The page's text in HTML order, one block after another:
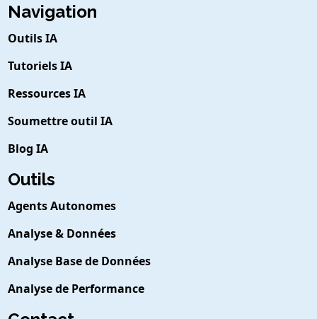
Navigation
Outils IA
Tutoriels IA
Ressources IA
Soumettre outil IA
Blog IA
Outils
Agents Autonomes
Analyse & Données
Analyse Base de Données
Analyse de Performance